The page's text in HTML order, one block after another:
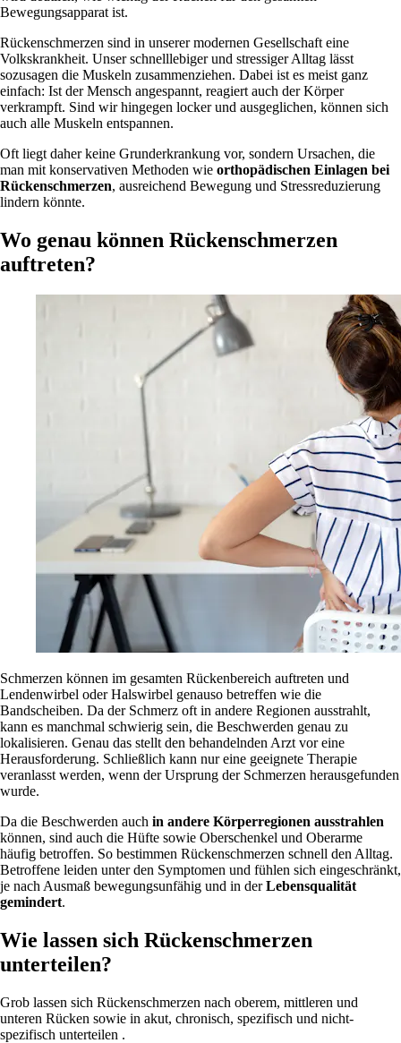
Bewegungsapparat ist.
Rückenschmerzen sind in unserer modernen Gesellschaft eine
Volkskrankheit. Unser schnelllebiger und stressiger Alltag lässt
sozusagen die Muskeln zusammenziehen. Dabei ist es meist ganz
einfach: Ist der Mensch angespannt, reagiert auch der Körper
verkrampft. Sind wir hingegen locker und ausgeglichen, können sich
auch alle Muskeln entspannen.
Oft liegt daher keine Grunderkrankung vor, sondern Ursachen, die
man mit konservativen Methoden wie orthopädischen Einlagen bei
Rückenschmerzen, ausreichend Bewegung und Stressreduzierung
lindern könnte.
Wo genau können Rückenschmerzen
auftreten?
Schmerzen können im gesamten Rückenbereich auftreten und
Lendenwirbel oder Halswirbel genauso betreffen wie die
Bandscheiben. Da der Schmerz oft in andere Regionen ausstrahlt,
kann es manchmal schwierig sein, die Beschwerden genau zu
lokalisieren. Genau das stellt den behandelnden Arzt vor eine
Herausforderung. Schließlich kann nur eine geeignete Therapie
veranlasst werden, wenn der Ursprung der Schmerzen herausgefunden
wurde.
Da die Beschwerden auch in andere Körperregionen ausstrahlen
können, sind auch die Hüfte sowie Oberschenkel und Oberarme
häufig betroffen. So bestimmen Rückenschmerzen schnell den Alltag.
Betroffene leiden unter den Symptomen und fühlen sich eingeschränkt,
je nach Ausmaß bewegungsunfähig und in derLebensqualität
gemindert.
Wie lassen sich Rückenschmerzen
unterteilen?
Grob lassen sich Rückenschmerzen nach oberem, mittleren und
unteren Rücken sowie in akut, chronisch, spezifisch und nicht-
spezifisch unterteilen .